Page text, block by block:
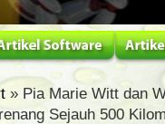
» Pia Marie Witt dan
Sejauh 500